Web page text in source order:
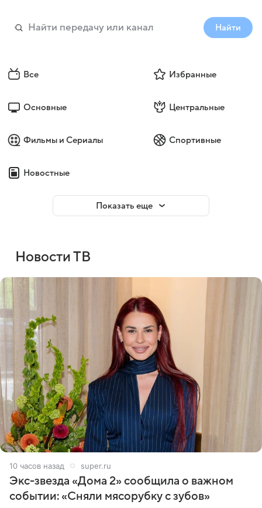
Найти
Все Избранные
Основные Центральные
Фильмы и Сериалы Спортивные
Новостные
Показать еще
Новости ТВ
10 часов назад super.ru
Экс-звезда «Дома 2» сообщила о важном
событии: «Сняли мясорубку с зубов»